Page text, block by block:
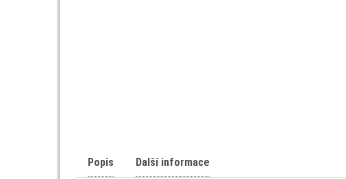
Popis Další informace